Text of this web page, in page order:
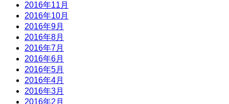
2016年11月
2016年10月
2016年9月
2016年8月
2016年7月
2016年6月
2016年5月
2016年4月
2016年3月
2016年2月